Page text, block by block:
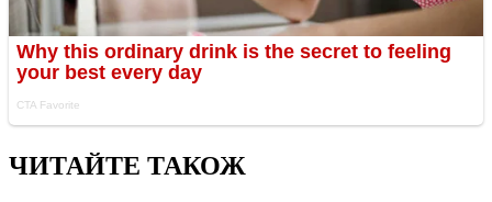
ЧИТАЙТЕ ТАКОЖ